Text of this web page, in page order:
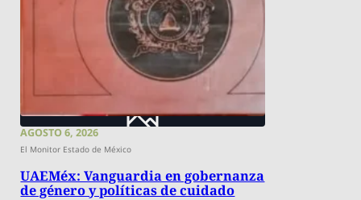
AGOSTO 6, 2026
El Monitor Estado de México
UAEMéx: Vanguardia en gobernanza
de género y políticas de cuidado